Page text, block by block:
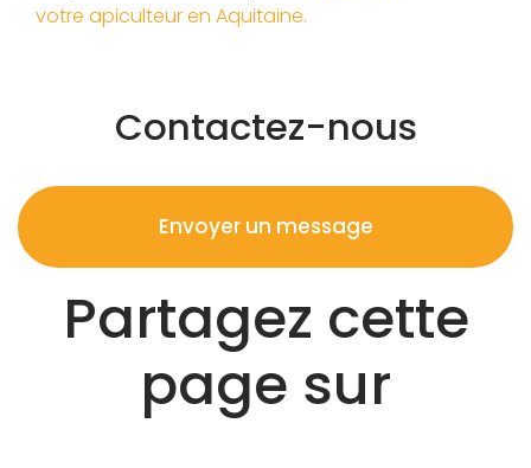
votre apiculteur en Aquitaine.
Contactez-nous
Envoyer un message
Partagez cette
page sur